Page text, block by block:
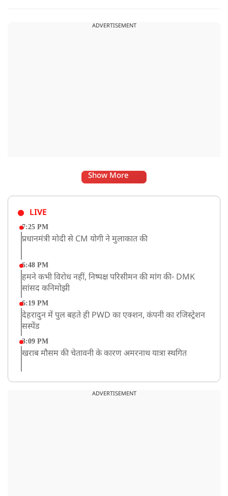
ADVERTISEMENT
Show More
LIVE
7:25 PM
प्रधानमंत्री मोदी से CM योगी ने मुलाकात की
6:48 PM
हमने कभी विरोध नहीं, निष्पक्ष परिसीमन की मांग की- DMK
सांसद कनिमोझी
6:19 PM
देहरादुन में पुल बहते ही PWD का एक्शन, कंपनी का रजिस्ट्रेशन
सस्पेंड
3:09 PM
खराब मौसम की चेतावनी के कारण अमरनाथ यात्रा स्थगित
JPSC-JSSC को लेकर बेनतीजा रही सरकार और छात्रों के बीच
ADVERTISEMENT